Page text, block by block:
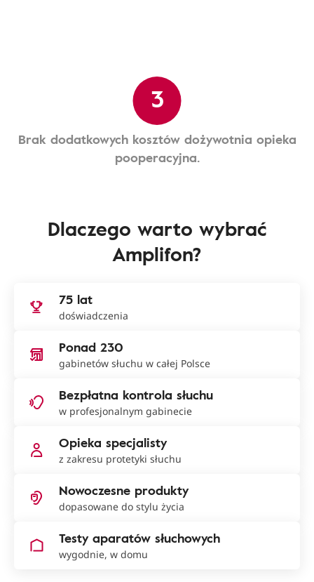
3
Brak dodatkowych kosztów dożywotnia opieka
pooperacyjna.
Dlaczego warto wybrać
Amplifon?
75 lat
doświadczenia
Ponad 230
gabinetów słuchu w całej Polsce
Bezpłatna kontrola słuchu
w profesjonalnym gabinecie
Opieka specjalisty
z zakresu protetyki słuchu
Nowoczesne produkty
dopasowane do stylu życia
Testy aparatów słuchowych
wygodnie, w domu